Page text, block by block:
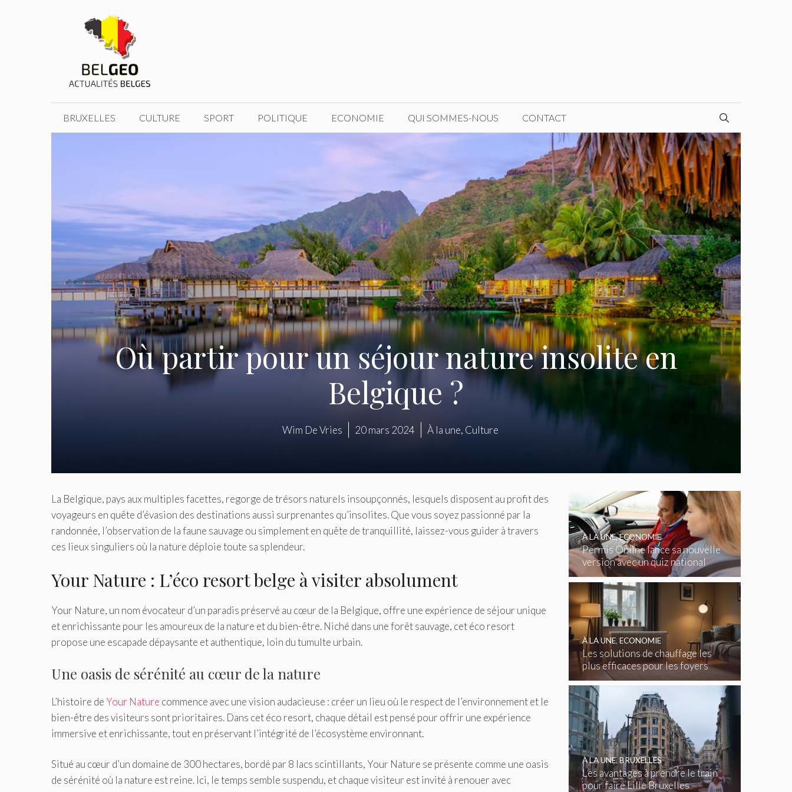
BRUXELLES CULTURE SPORT POLITIQUE ECONOMIE QUI SOMMES-NOUS CONTACT
Où partir pour un séjour nature insolite en
Belgique ?
Wim De Vries 20 mars 2024 À la une, Culture
La Belgique, pays aux multiples facettes, regorge de trésors naturels insoupçonnés, lesquels disposent au profit des
voyageurs en quête d’évasion des destinations aussi surprenantes qu’insolites. Que vous soyez passionné par la
randonnée, l’observation de la faune sauvage ou simplement en quête de tranquillité, laissez-vous guider à travers
ces lieux singuliers où la nature déploie toute sa splendeur.
Your Nature : L’éco resort belge à visiter absolument
Your Nature, un nom évocateur d’un paradis préservé au cœur de la Belgique, offre une expérience de séjour unique
et enrichissante pour les amoureux de la nature et du bien-être. Niché dans une forêt sauvage, cet éco resort
propose une escapade dépaysante et authentique, loin du tumulte urbain.
Une oasis de sérénité au cœur de la nature
L’histoire deYour Nature commence avec une vision audacieuse : créer un lieu où le respect de l’environnement et le
bien-être des visiteurs sont prioritaires. Dans cet éco resort, chaque détail est pensé pour offrir une expérience
immersive et enrichissante, tout en préservant l’intégrité de l’écosystème environnant.
Situé au cœur d’un domaine de 300 hectares, bordé par 8 lacs scintillants, Your Nature se présente comme une oasis
de sérénité où la nature est reine. Ici, le temps semble suspendu, et chaque visiteur est invité à renouer avec
Permis Online lance sa nouvelle
version avec un quiz national
gratuit
À LA UNE,ECONOMIE
Les solutions de chauffage les
plus efficaces pour les foyers
belges
À LA UNE, ECONOMIE
Les avantages à prendre le train
pour faire Lille Bruxelles
À LA UNE,BRUXELLES